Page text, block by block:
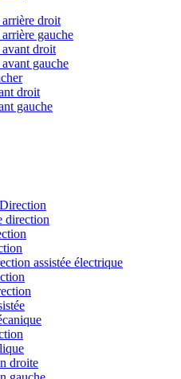
droit
gauche
droit
gauche
droit
gauche
Direction
direction
assistée électrique
droite